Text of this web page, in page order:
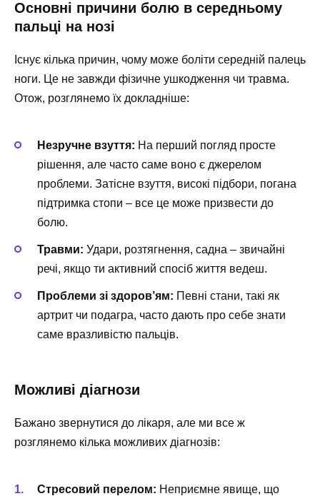
Основні причини болю в середньому
пальці на нозі
Існує кілька причин, чому може боліти середній палець
ноги. Це не завжди фізичне ушкодження чи травма.
Отож, розглянемо їх докладніше:
Незручне взуття: На перший погляд просте
рішення, але часто саме воно є джерелом
проблеми. Затісне взуття, високі підбори, погана
підтримка стопи – все це може призвести до
болю.
Травми: Удари, розтягнення, садна – звичайні
речі, якщо ти активний спосіб життя ведеш.
Проблеми зі здоров’ям: Певні стани, такі як
артрит чи подагра, часто дають про себе знати
саме вразливістю пальців.
Можливі діагнози
Бажано звернутися до лікаря, але ми все ж
розглянемо кілька можливих діагнозів:
Стресовий перелом: Неприємне явище, що